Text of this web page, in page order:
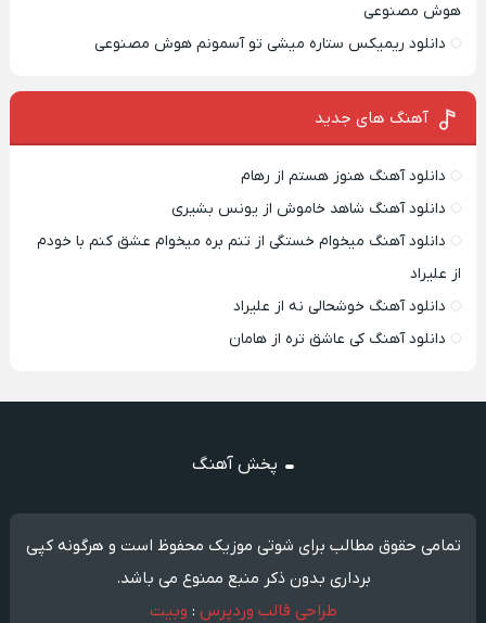
هوش مصنوعی
دانلود ریمیکس ستاره میشی تو آسمونم هوش مصنوعی
آهنگ های جدید
دانلود آهنگ هنوز هستم از رهام
دانلود آهنگ شاهد خاموش از یونس بشیری
دانلود آهنگ میخوام خستگی از تنم بره میخوام عشق کنم با خودم
از علیراد
دانلود آهنگ خوشحالی نه از علیراد
دانلود آهنگ کی عاشق تره از هامان
پخش آهنگ
تمامی حقوق مطالب برای شوتی موزیک محفوظ است و هرگونه کپی
برداری بدون ذکر منبع ممنوع می باشد.
طراحی قالب وردپرس : وبیت